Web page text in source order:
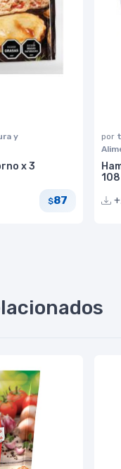
y
x 3
$87
por